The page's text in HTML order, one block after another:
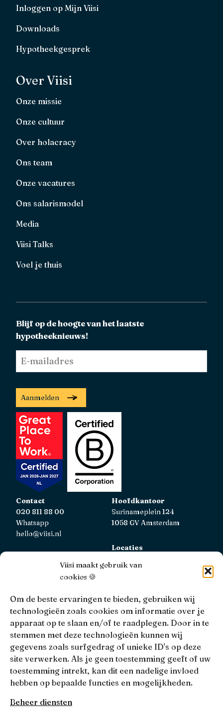
Viisi maakt gebruik van
cookies 🍪
Om de beste ervaringen te bieden, gebruiken wij
technologieën zoals cookies om informatie over je
apparaat op te slaan en/of te raadplegen. Door in te
stemmen met deze technologieën kunnen wij
gegevens zoals surfgedrag of unieke ID's op deze
site verwerken. Als je geen toestemming geeft of uw
toestemming intrekt, kan dit een nadelige invloed
hebben op bepaalde functies en mogelijkheden.
Beheer diensten
Inloggen op Mijn Viisi
Downloads
Hypotheekgesprek
Over Viisi
Onze missie
Onze cultuur
Over holacracy
Ons team
Onze vacatures
Ons salarismodel
Media
Viisi Talks
Voel je thuis
Blijf op de hoogte van het laatste
hypotheeknieuws!
mailadres *
Aanmelden
Contact
020 811 88 00
Whatsapp
hello@viisi.nl
Hoofdkantoor
Surinameplein 124
1058 GV Amsterdam
Locaties
Viisi Hypotheken is geregistreerd bij de AFM.
Registratienummer: 12039833
KiFiD
Niet tevreden over onze interne klachtbehandeling, dan
kun je terecht bijKiFiD.
• 4.9 •